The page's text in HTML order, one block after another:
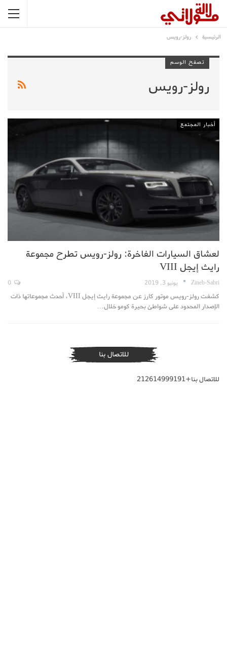
الرئيسية رولز-رويس
تصفح الوسم
رولز-رويس
أخبار المجتمع
لعشاق السيارات الفاخرة: رولز-رويس تطرح مجموعة
رايث إيجل VIII
Zineb-Sabri يونيو 3, 2019
كشفت رولز-رويس موتور كارز عن مجموعة رايث إيجل VIII، أحدث مجموعاتها ذات
الإصدار المحدود على شواطئ بحيرة كومو خلال…
للاتصال بنا
للاتصال بنا+212614999191